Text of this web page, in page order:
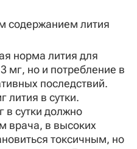
норма лития для
мг, но и потребление в
последствий.
лития в сутки.
в сутки должно
врача, в высоких
токсичным, но